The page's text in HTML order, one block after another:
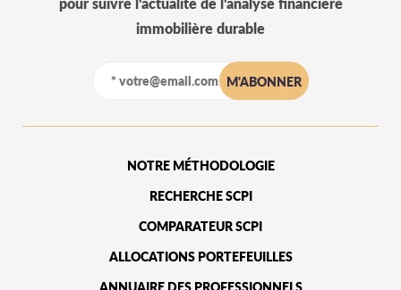
immobilière durable
NOTRE MÉTHODOLOGIE
RECHERCHE SCPI
COMPARATEUR SCPI
ALLOCATIONS PORTEFEUILLES
ANNUAIRE DES PROFESSIONNELS